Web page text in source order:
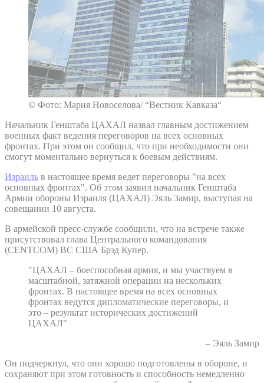
© Фото: Мария Новоселова/ “Вестник Кавказа“
Начальник Генштаба ЦАХАЛ назвал главным достижением
военных факт ведения переговоров на всех основных
фронтах. При этом он сообщил, что при необходимости они
смогут моментально вернуться к боевым действиям.
Израиль в настоящее время ведет переговоры "на всех
основных фронтах". Об этом заявил начальник Генштаба
Армии обороны Израиля (ЦАХАЛ) Эяль Замир, выступая на
совещании 10 августа.
В армейской пресс-службе сообщили, что на встрече также
присутствовал глава Центрального командования
(CENTCOM) ВС США Брэд Купер.
"ЦАХАЛ – боеспособная армия, и мы участвуем в
масштабной, затяжной операции на нескольких
фронтах. В настоящее время на всех основных
фронтах ведутся дипломатические переговоры, и
это – результат исторических достижений
ЦАХАЛ"
– Эяль Замир
Он подчеркнул, что они хорошо подготовлены в обороне, и
сохраняют при этом готовность и способность немедленно